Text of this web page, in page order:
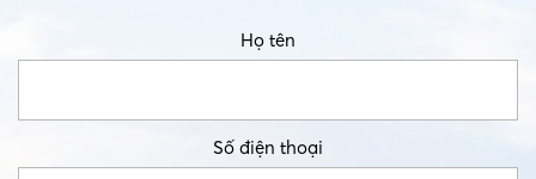
Họ tên
Số điện thoại